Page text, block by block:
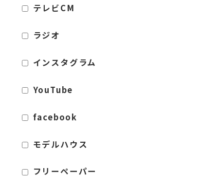
テレビCM
ラジオ
インスタグラム
YouTube
facebook
モデルハウス
フリーペーパー